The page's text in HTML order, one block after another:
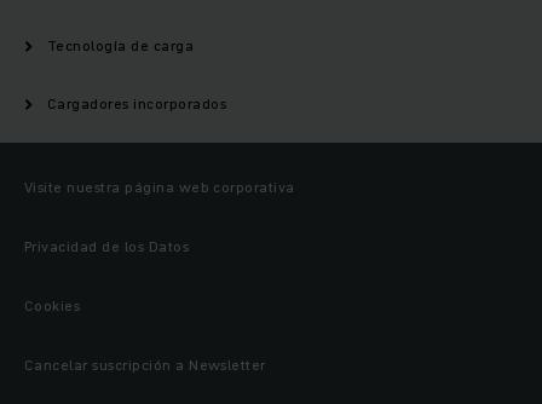
Tecnología de carga
Cargadores incorporados
Visite nuestra página web corporativa
Privacidad de los Datos
Cookies
Cancelar suscripción a Newsletter